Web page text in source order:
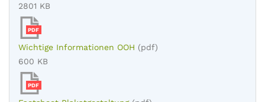
2801 KB
PDF
Wichtige Informationen OOH (pdf)
600 KB
PDF